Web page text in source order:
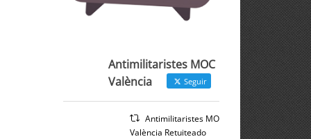
Antimilitaristes MOC
València
Seguir
Antimilitaristes MOC
València Retuiteado